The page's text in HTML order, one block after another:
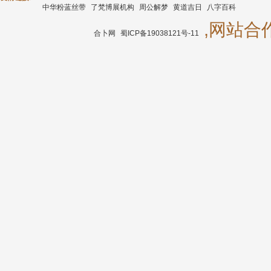
中华粉蓝丝带
了梵博展机构 周公解梦 黄道吉日 八字百科
合卜网 蜀ICP备19038121号-11 ,网站合